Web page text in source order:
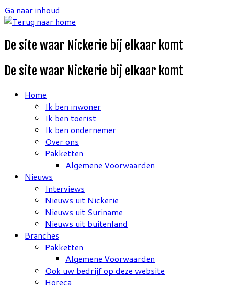
Ga naar inhoud
De site waar Nickerie bij elkaar komt
De site waar Nickerie bij elkaar komt
Home
Ik ben inwoner
Ik ben toerist
Ik ben ondernemer
Over ons
Pakketten
Algemene Voorwaarden
Nieuws
Interviews
Nieuws uit Nickerie
Nieuws uit Suriname
Nieuws uit buitenland
Branches
Pakketten
Algemene Voorwaarden
Ook uw bedrijf op deze website
Horeca